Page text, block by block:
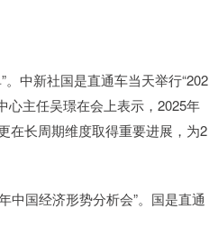
中新社国是直通车当天举行“202
心主任吴璟在会上表示，2025年
在长周期维度取得重要进展，为2
中国经济形势分析会”。国是直通